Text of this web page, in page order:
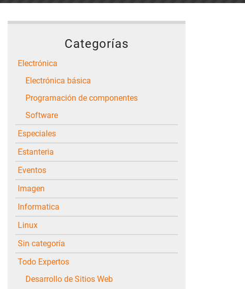
Categorías
Electrónica
Electrónica básica
Programación de componentes
Software
Especiales
Estanteria
Eventos
Imagen
Informatica
Linux
Sin categoría
Todo Expertos
Desarrollo de Sitios Web